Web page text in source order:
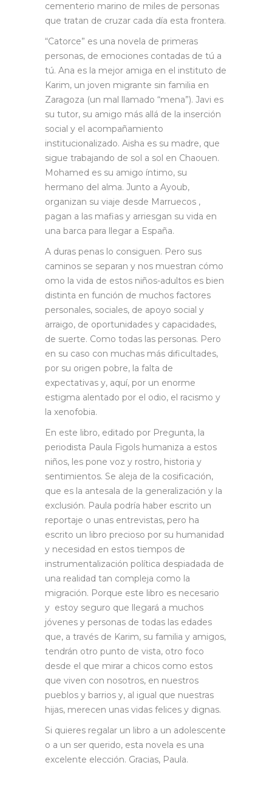
cementerio marino de miles de personas
que tratan de cruzar cada día esta frontera.
“Catorce” es una novela de primeras
personas, de emociones contadas de tú a
tú. Ana es la mejor amiga en el instituto de
Karim, un joven migrante sin familia en
Zaragoza (un mal llamado “mena”). Javi es
su tutor, su amigo más allá de la inserción
social y el acompañamiento
institucionalizado. Aisha es su madre, que
sigue trabajando de sol a sol en Chaouen.
Mohamed es su amigo íntimo, su
hermano del alma. Junto a Ayoub,
organizan su viaje desde Marruecos ,
pagan a las mafias y arriesgan su vida en
una barca para llegar a España.
A duras penas lo consiguen. Pero sus
caminos se separan y nos muestran cómo
omo la vida de estos niños-adultos es bien
distinta en función de muchos factores
personales, sociales, de apoyo social y
arraigo, de oportunidades y capacidades,
de suerte. Como todas las personas. Pero
en su caso con muchas más dificultades,
por su origen pobre, la falta de
expectativas y, aquí, por un enorme
estigma alentado por el odio, el racismo y
la xenofobia.
En este libro, editado por Pregunta, la
periodista Paula Figols humaniza a estos
niños, les pone voz y rostro, historia y
sentimientos. Se aleja de la cosificación,
que es la antesala de la generalización y la
exclusión. Paula podría haber escrito un
reportaje o unas entrevistas, pero ha
escrito un libro precioso por su humanidad
y necesidad en estos tiempos de
instrumentalización política despiadada de
una realidad tan compleja como la
migración. Porque este libro es necesario
y estoy seguro que llegará a muchos
jóvenes y personas de todas las edades
que, a través de Karim, su familia y amigos,
tendrán otro punto de vista, otro foco
desde el que mirar a chicos como estos
que viven con nosotros, en nuestros
pueblos y barrios y, al igual que nuestras
hijas, merecen unas vidas felices y dignas.
Si quieres regalar un libro a un adolescente
o a un ser querido, esta novela es una
excelente elección. Gracias, Paula.